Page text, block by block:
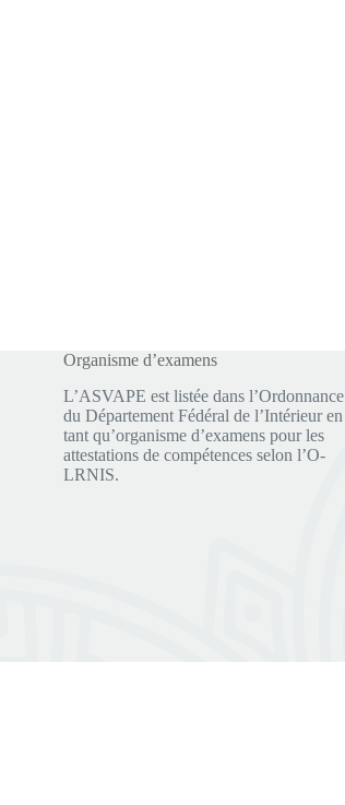
Organisme d’examens
L’ASVAPE est listée dans l’Ordonnance
du Département Fédéral de l’Intérieur en
tant qu’organisme d’examens pour les
attestations de compétences selon l’O-
LRNIS.